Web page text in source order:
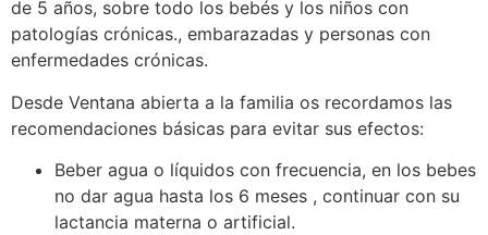
de 5 años, sobre todo los bebés y los niños con
patologías crónicas., embarazadas y personas con
enfermedades crónicas.
Desde Ventana abierta a la familia os recordamos las
recomendaciones básicas para evitar sus efectos:
Beber agua o líquidos con frecuencia, en los bebes
no dar agua hasta los 6 meses , continuar con su
lactancia materna o artificial.